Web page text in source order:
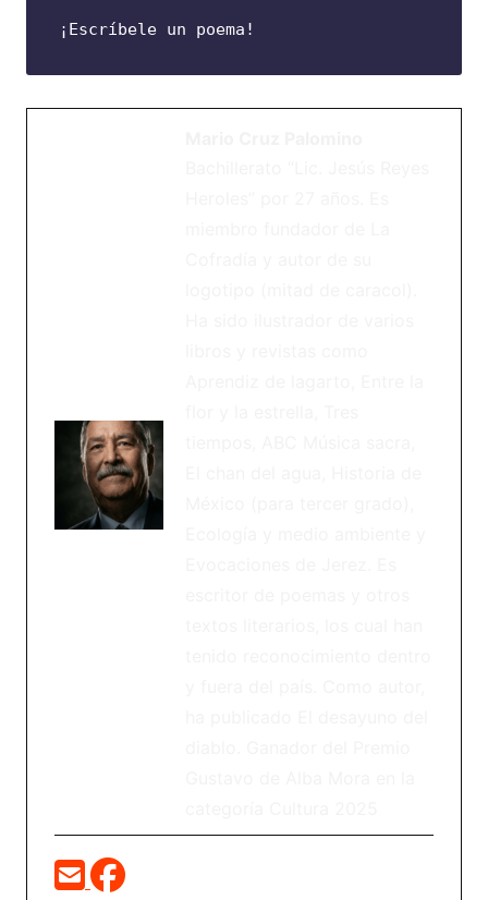
¡Escríbele un poema!